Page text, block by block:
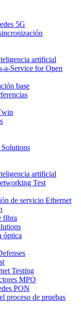
5G
artificial
a-Service for Open
base
artificial
Test
de servicio Ethernet
fibra
óptica
Testing
MPO
PON
proceso de pruebas